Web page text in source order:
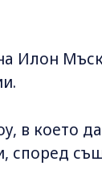
Илон
в което
според